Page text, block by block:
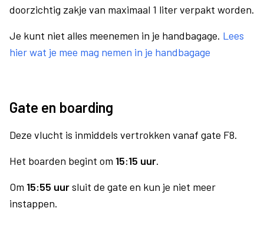
doorzichtig zakje van maximaal 1 liter verpakt worden.
Je kunt niet alles meenemen in je handbagage. Lees
hier wat je mee mag nemen in je handbagage
Gate en boarding
Deze vlucht is inmiddels vertrokken vanaf gate F8.
Het boarden begint om 15:15 uur.
Om 15:55 uursluit de gate en kun je niet meer
instappen.